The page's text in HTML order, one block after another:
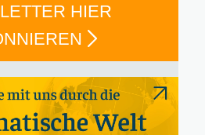
HIER